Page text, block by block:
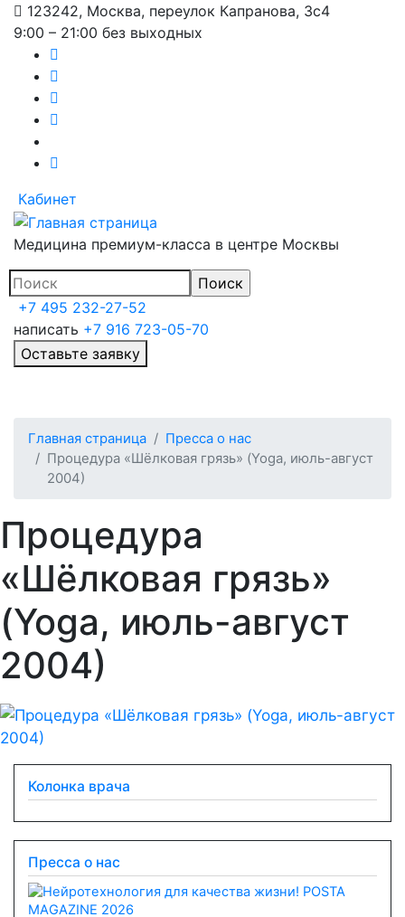
Перейти
123242, Москва, переулок Капранова, 3с4
9:00 – 21:00 без выходных
Кабинет
Медицина премиум-класса в центре Москвы
+7 495 232-27-52
написать +7 916 723-05-70
Оставьте заявку
Главная страница
Пресса о нас
Процедура «Шёлковая грязь» (Yoga, июль-август
2004)
Процедура
«Шёлковая грязь»
(Yoga, июль-август
2004)
Колонка врача
Пресса о нас